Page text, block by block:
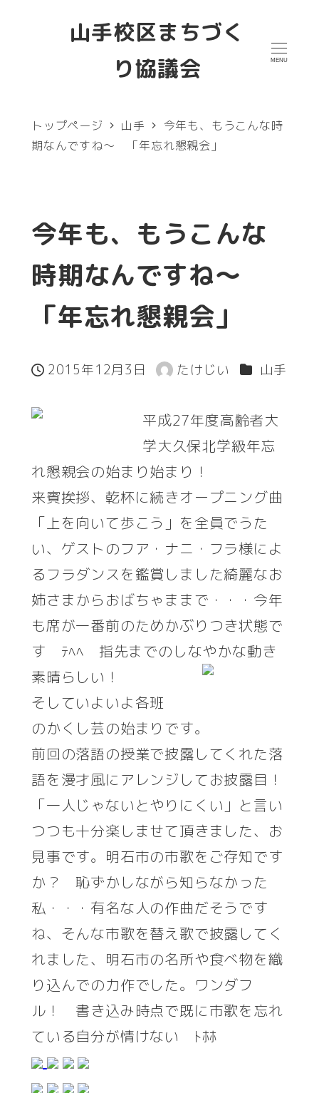
山手校区まちづく
り協議会
MENU
トップページ 山手
今年も、もうこんな時
期なんですね～ 「年忘れ懇親会」
今年も、もうこんな
時期なんですね～
「年忘れ懇親会」
投稿日
2015年12月3日
著
たけじい カテゴリー
山手
平成27年度高齢者大
学大久保北学級年忘
れ懇親会の始まり始まり！
来賓挨拶、乾杯に続きオープニング曲
「上を向いて歩こう」を全員でうた
い、ゲストのフア・ナニ・フラ様によ
るフラダンスを鑑賞しました綺麗なお
姉さまからおばちゃままで・・・今年
も席が一番前のためかぶりつき状態で
す ﾃﾍﾍ 指先までのしなやかな動き
素晴らしい！
そしていよいよ各班
のかくし芸の始まりです。
前回の落語の授業で披露してくれた落
語を漫才風にアレンジしてお披露目！
「一人じゃないとやりにくい」と言い
つつも十分楽しませて頂きました、お
見事です。明石市の市歌をご存知です
か？ 恥ずかしながら知らなかった
私・・・有名な人の作曲だそうです
ね、そんな市歌を替え歌で披露してく
れました、明石市の名所や食べ物を織
り込んでの力作でした。ワンダフ
ル！ 書き込み時点で既に市歌を忘れ
ている自分が情けない ﾄﾎﾎ